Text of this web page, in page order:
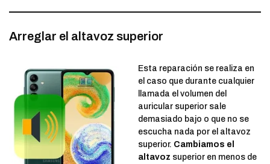
Arreglar el altavoz superior
Esta reparación se realiza en
el caso que durante cualquier
llamada el volumen del
auricular superior sale
demasiado bajo o que no se
escucha nada por el altavoz
superior. Cambiamos el
altavoz superior en menos de